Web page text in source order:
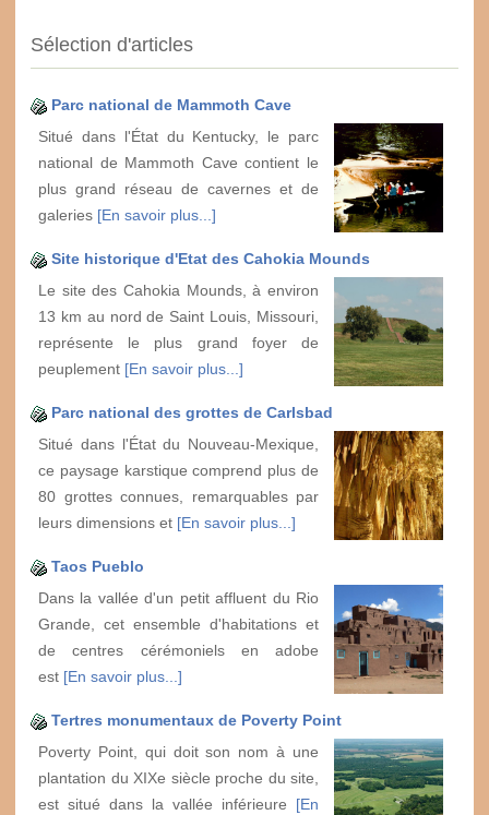
Sélection d'articles
Parc national de Mammoth Cave
Situé dans l'État du Kentucky, le parc
national de Mammoth Cave contient le
plus grand réseau de cavernes et de
galeries [En savoir plus...]
Site historique d'Etat des Cahokia Mounds
Le site des Cahokia Mounds, à environ
13 km au nord de Saint Louis, Missouri,
représente le plus grand foyer de
peuplement [En savoir plus...]
Parc national des grottes de Carlsbad
Situé dans l'État du Nouveau-Mexique,
ce paysage karstique comprend plus de
80 grottes connues, remarquables par
leurs dimensions et [En savoir plus...]
Taos Pueblo
Dans la vallée d'un petit affluent du Rio
Grande, cet ensemble d'habitations et
de centres cérémoniels en adobe
est [En savoir plus...]
Tertres monumentaux de Poverty Point
Poverty Point, qui doit son nom à une
plantation du XIXe siècle proche du site,
est situé dans la vallée inférieure [En